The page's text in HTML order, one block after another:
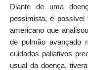
Diante de uma
pessimista, é possível
americano que
de pulmão avançado
cuidados paliativos
usual da doença,